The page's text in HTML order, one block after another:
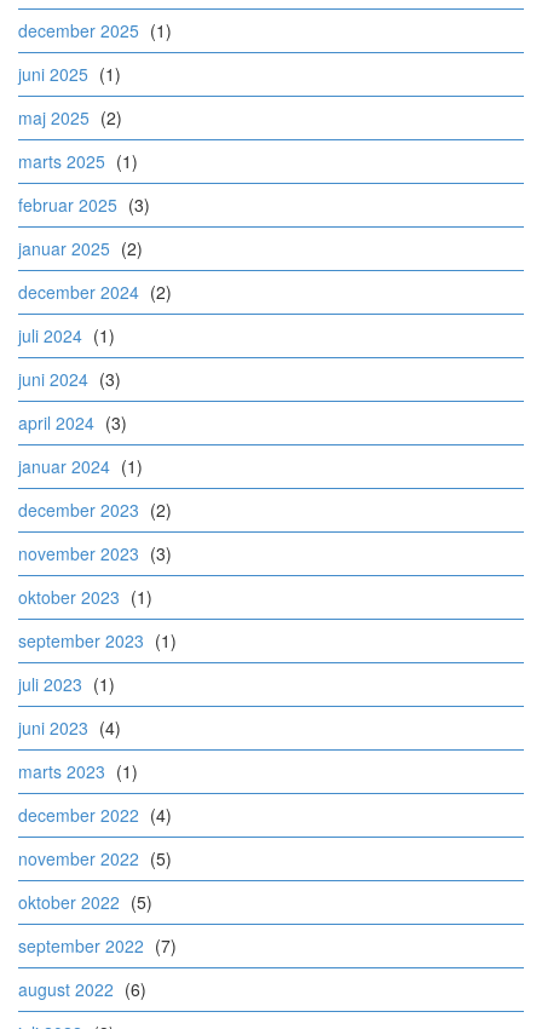
december 2025 (1)
juni 2025 (1)
maj 2025 (2)
marts 2025 (1)
februar 2025 (3)
januar 2025 (2)
december 2024 (2)
juli 2024 (1)
juni 2024 (3)
april 2024 (3)
januar 2024 (1)
december 2023 (2)
november 2023 (3)
oktober 2023 (1)
september 2023 (1)
juli 2023 (1)
juni 2023 (4)
marts 2023 (1)
december 2022 (4)
november 2022 (5)
oktober 2022 (5)
september 2022 (7)
august 2022 (6)